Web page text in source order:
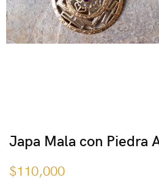
Japa Mala con Piedra
$110,000